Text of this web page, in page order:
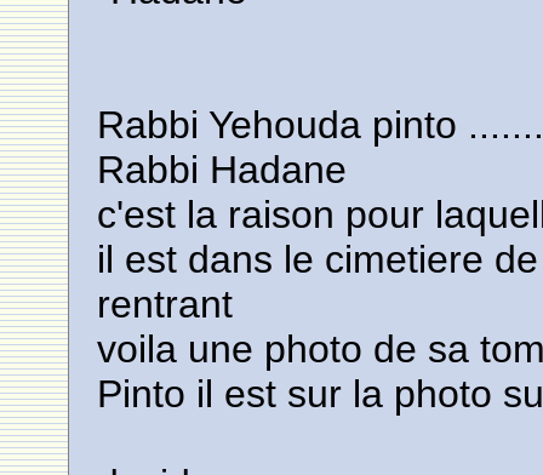
Rabbi Yehouda pinto
Rabbi Hadane
c'est la raison pour
il est dans le cimetiere
rentrant
voila une photo de sa
Pinto il est sur la photo